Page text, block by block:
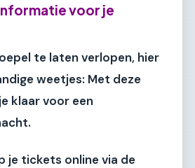
voor je
te laten verlopen, hier
weetjes: Met deze
klaar voor een
je tickets online via de